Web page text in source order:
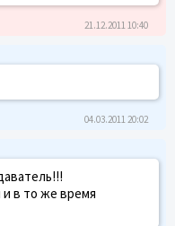
21.12.2011 10:40
04.03.2011 20:02
и в то же время